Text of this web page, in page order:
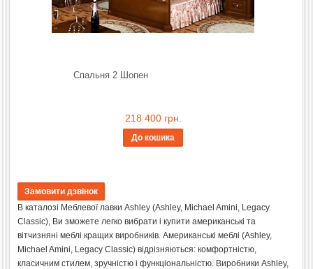
Спальня 2 Шопен
218 400 грн.
До кошика
В каталозі Меблевої лавки Ashley (Ashley, Michael Amini, Legacy
Classic), Ви зможете легко вибрати і купити американські та
вітчизняні меблі кращих виробників. Американські меблі (Ashley,
Michael Amini, Legacy Classic) відрізняються: комфортністю,
класичним стилем, зручністю і функціональністю. Виробники Ashley,